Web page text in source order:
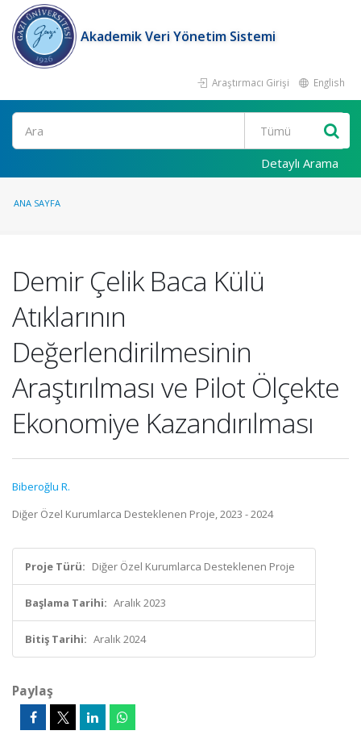
Akademik Veri Yönetim Sistemi
Araştırmacı Girişi English
Ara
Detaylı Arama
ANA SAYFA
Demir Çelik Baca Külü
Atıklarının
Değerlendirilmesinin
Araştırılması ve Pilot Ölçekte
Ekonomiye Kazandırılması
Biberoğlu R.
Diğer Özel Kurumlarca Desteklenen Proje, 2023 - 2024
Proje Türü: Diğer Özel Kurumlarca Desteklenen Proje
Başlama Tarihi: Aralık 2023
Bitiş Tarihi: Aralık 2024
Paylaş